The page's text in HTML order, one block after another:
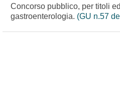
Concorso pubblico, per titoli
gastroenterologia. (GU n.57